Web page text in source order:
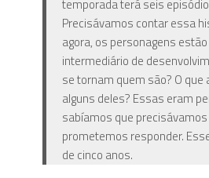
temporada terá seis
Precisávamos contar essa
agora, os personagens
intermediário de
se tornam quem são? O que
alguns deles? Essas eram
sabíamos que
prometemos responder.
de cinco anos.